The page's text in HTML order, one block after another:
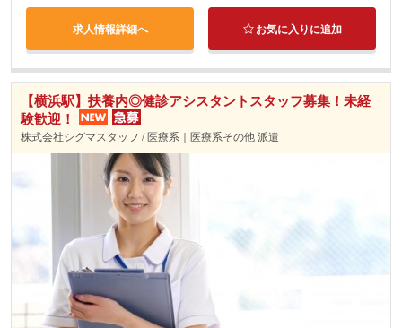
求人情報詳細へ お気に入りに追加
【横浜駅】扶養内◎健診アシスタントスタッフ募集！未経
験歓迎！
株式会社シグマスタッフ / 医療系｜医療系その他 派遣